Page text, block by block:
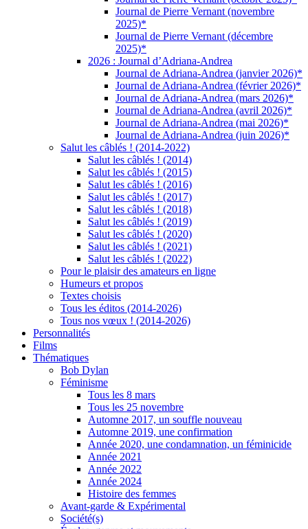
Journal de Pierre Vernant (novembre
2025)*
Journal de Pierre Vernant (décembre
2025)*
2026 : Journal d’Adriana-Andrea
Journal de Adriana-Andrea (janvier 2026)*
Journal de Adriana-Andrea (février 2026)*
Journal de Adriana-Andrea (mars 2026)*
Journal de Adriana-Andrea (avril 2026)*
Journal de Adriana-Andrea (mai 2026)*
Journal de Adriana-Andrea (juin 2026)*
Salut les câblés ! (2014-2022)
Salut les câblés ! (2014)
Salut les câblés ! (2015)
Salut les câblés ! (2016)
Salut les câblés ! (2017)
Salut les câblés ! (2018)
Salut les câblés ! (2019)
Salut les câblés ! (2020)
Salut les câblés ! (2021)
Salut les câblés ! (2022)
Pour le plaisir des amateurs en ligne
Humeurs et propos
Textes choisis
Tous les éditos (2014-2026)
Tous nos vœux ! (2014-2026)
Personnalités
Films
Thématiques
Bob Dylan
Féminisme
Tous les 8 mars
Tous les 25 novembre
Automne 2017, un souffle nouveau
Automne 2019, une confirmation
Année 2020, une condamnation, un féminicide
Année 2021
Année 2022
Année 2024
Histoire des femmes
Avant-garde & Expérimental
Société(s)